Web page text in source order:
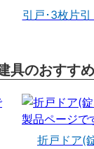
引戸･3枚片引
具のおすす
折戸ドア(